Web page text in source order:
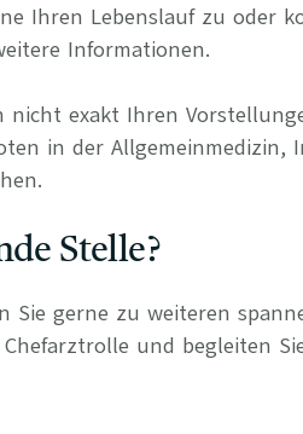
Ihren Lebenslauf zu oder
Informationen.
nicht exakt Ihren
in der Allgemeinmedizin,
Stelle?
Sie gerne zu weiteren
und begleiten